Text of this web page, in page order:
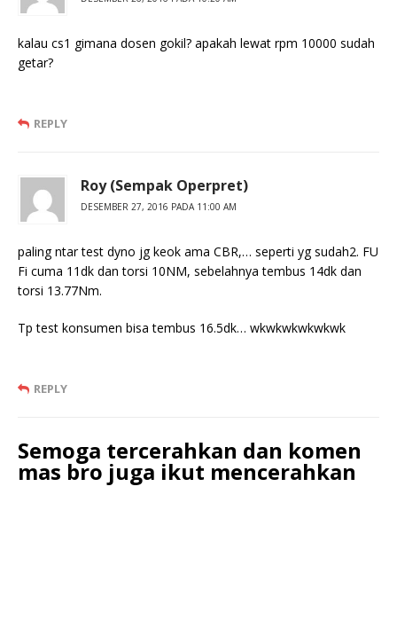
kalau cs1 gimana dosen gokil? apakah lewat rpm 10000 sudah
getar?
REPLY
Roy (Sempak Operpret)
DESEMBER 27, 2016 PADA 11:00 AM
paling ntar test dyno jg keok ama CBR,… seperti yg sudah2. FU
Fi cuma 11dk dan torsi 10NM, sebelahnya tembus 14dk dan
torsi 13.77Nm.
Tp test konsumen bisa tembus 16.5dk… wkwkwkwkwkwk
REPLY
Semoga tercerahkan dan komen
mas bro juga ikut mencerahkan